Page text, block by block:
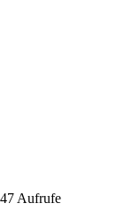
Aufrufe